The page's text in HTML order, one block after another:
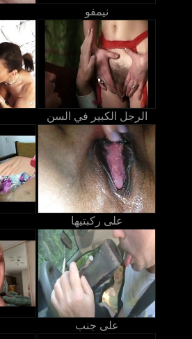
نيمفو
الرجل الكبير في السن
على ركبتيها
على جنب